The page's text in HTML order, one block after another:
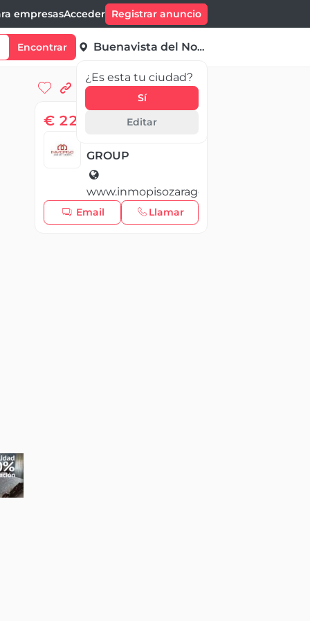
empresasAcceder Registrar anuncio
Encontrar Buenavista del Norte
¿Es esta tu ciudad?
Sí
Editar
€ 228 999,00
GROUP
www.inmopisozaragoza.com
Email Llamar